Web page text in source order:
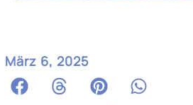
März 6, 2025